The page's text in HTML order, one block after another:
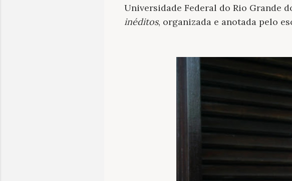
Universidade Federal do Rio Grande
inéditos, organizada e anotada pelo